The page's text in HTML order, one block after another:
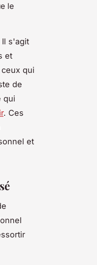
le
s'agit
et
qui
de
qui
. Ces
et